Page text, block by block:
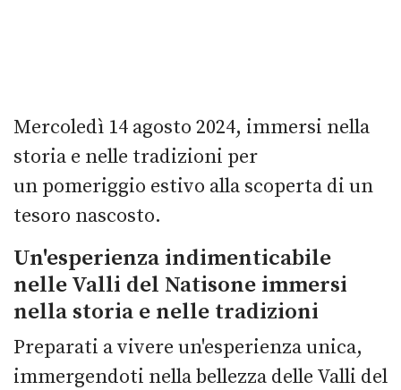
Mercoledì 14 agosto 2024, immersi nella
storia e nelle tradizioni per
un pomeriggio estivo alla scoperta di un
tesoro nascosto.
Un'esperienza indimenticabile
nelle Valli del Natisone immersi
nella storia e nelle tradizioni
Preparati a vivere un'esperienza unica,
immergendoti nella bellezza delle Valli del